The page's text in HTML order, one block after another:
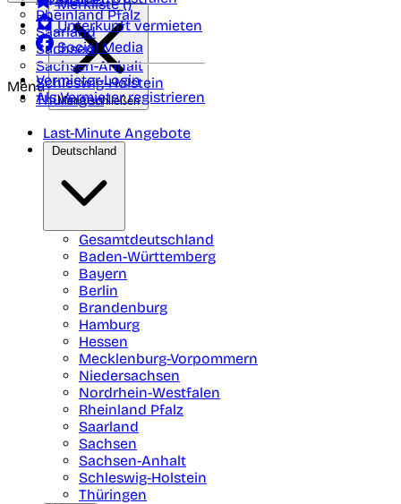
Rheinland Pfalz
Saarland
Sachsen
Sachsen-Anhalt
Schleswig-Holstein
Thüringen
Merkliste ()
Unterkunft vermieten
Social Media
Vermieter-Login
Als Vermieter registrieren
Menü
Menü schließen
Last-Minute Angebote
Deutschland
Gesamtdeutschland
Baden-Württemberg
Bayern
Berlin
Brandenburg
Hamburg
Hessen
Mecklenburg-Vorpommern
Niedersachsen
Nordrhein-Westfalen
Rheinland Pfalz
Saarland
Sachsen
Sachsen-Anhalt
Schleswig-Holstein
Thüringen